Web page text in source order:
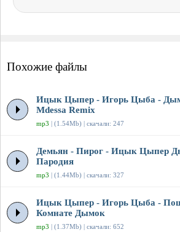
Похожие файлы
Ицык Цыпер - Игорь Цыба -
Mdessa Remix
mp3 | (1.54Mb) | скачали: 247
Демьян - Пирог - Ицык Цыпер
Пародия
mp3 | (1.44Mb) | скачали: 327
Ицык Цыпер - Игорь Цыба -
Комнате Дымок
mp3 | (1.37Mb) | скачали: 652